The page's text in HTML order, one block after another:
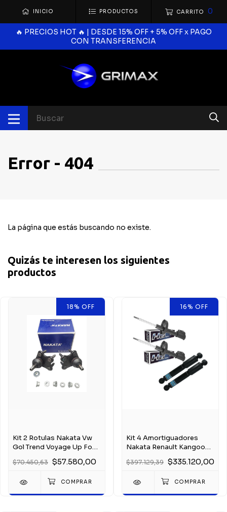
INICIO PRODUCTOS CARRITO 0
🔥 PRECIOS HOT 🔥 | DESDE 15% OFF + 5% OFF x PAGO
CON TRANSFERENCIA
Error - 404
La página que estás buscando no existe.
Quizás te interesen los siguientes
productos
18% OFF
Kit 2 Rotulas Nakata Vw
Gol Trend Voyage Up Fox
$70.450,63 $57.580,00
16% OFF
Kit 4 Amortiguadores
Nakata Renault Kangoo
$397.129,39 $335.120,00